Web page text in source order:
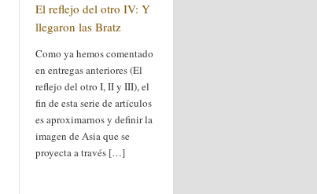
El reflejo del otro IV: Y
llegaron las Bratz
Como ya hemos comentado
en entregas anteriores (El
reflejo del otro I, II y III), el
fin de esta serie de artículos
es aproximarnos y definir la
imagen de Asia que se
proyecta a través […]